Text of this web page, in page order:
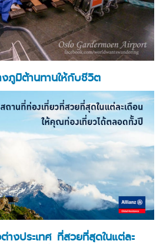
งภูมิต้านทานให้กับชีวิต
างประเทศ ที่สวยที่สุดในแต่ละ